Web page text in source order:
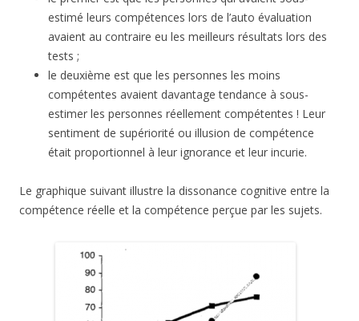
estimé leurs compétences lors de l’auto évaluation
avaient au contraire eu les meilleurs résultats lors des
tests ;
le deuxième est que les personnes les moins
compétentes avaient davantage tendance à sous-
estimer les personnes réellement compétentes ! Leur
sentiment de supériorité ou illusion de compétence
était proportionnel à leur ignorance et leur incurie.
Le graphique suivant illustre la dissonance cognitive entre la
compétence réelle et la compétence perçue par les sujets.